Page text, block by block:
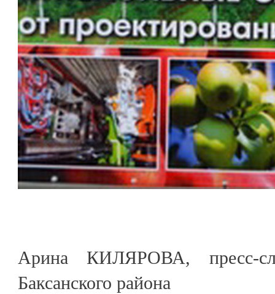
Арина КИЛЯРОВА, пресс-
Баксанского района